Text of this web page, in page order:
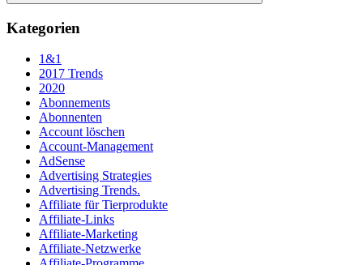
Suchen
Kategorien
1&1
2017 Trends
2020
Abonnements
Abonnenten
Account löschen
Account-Management
AdSense
Advertising Strategies
Advertising Trends.
Affiliate für Tierprodukte
Affiliate-Links
Affiliate-Marketing
Affiliate-Netzwerke